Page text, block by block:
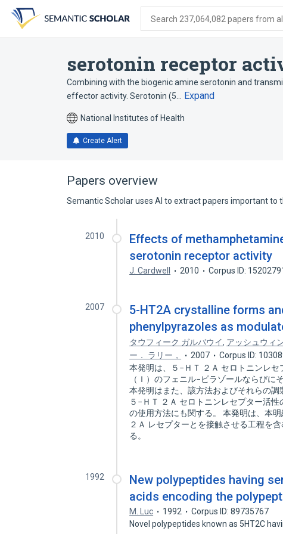
search
form
content
account
menu
Search 237,064,082 papers from
serotonin receptor
Combining with the biogenic amine serotonin and
effector activity. Serotonin (5…
Expand
National Institutes of Health
Create Alert
Papers overview
Semantic Scholar uses AI to extract papers important to
2010
Effects of
serotonin receptor activity
J. Cardwell 2010 Corpus ID:
2007
5-HT2A crystalline forms
phenylpyrazoles as
タウフィーク ガルバウイ, アッシュウィ
ー． ラリー，
2007
Corpus ID:
本発明は、５−ＨＴ ２Ａ セロトニンレ
（Ｉ）のフェニル−ピラゾールならびに
本発明はまた、該方法およびそれらの調
５−ＨＴ ２Ａ セロトニンレセプター活
の使用方法にも関する。 本発明は、本
２Ａ レセプターとを接触させる工程を
る。
1992
New polypeptides having
acids encoding the
M. Luc 1992
Corpus ID: 89735767
Novel polypeptides known as 5HT2C